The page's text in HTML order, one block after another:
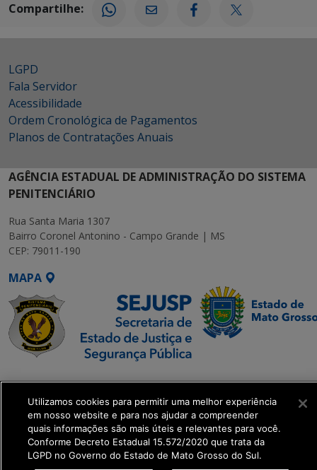
Compartilhe:
LGPD
Fala Servidor
Acessibilidade
Ordem Cronológica de Pagamentos
Planos de Contratações Anuais
AGÊNCIA ESTADUAL DE ADMINISTRAÇÃO DO SISTEMA
PENITENCIÁRIO
Rua Santa Maria 1307
Bairro Coronel Antonino - Campo Grande | MS
CEP: 79011-190
MAPA
SETDIG | Secretaria-
Executiva de
Transformação Digital
get_footer();
Utilizamos cookies para permitir uma melhor experiência
em nosso website e para nos ajudar a compreender
quais informações são mais úteis e relevantes para você.
Conforme Decreto Estadual 15.572/2020 que trata da
LGPD no Governo do Estado de Mato Grosso do Sul.